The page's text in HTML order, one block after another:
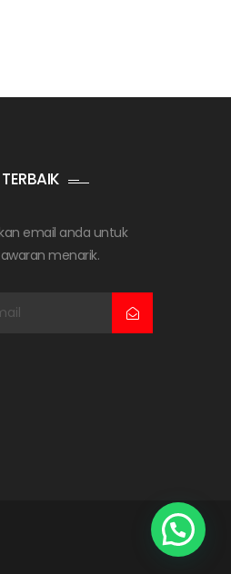
email anda untuk
menarik.